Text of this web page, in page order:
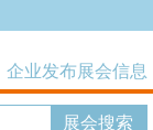
企业发布展会信息